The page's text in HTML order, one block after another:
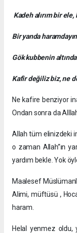
Kadeh alırım bir
Bir yanda
Gök kubbenin
Kafir değiliz biz, ne
Ne kafire benziyor
Ondan sonra da
Allah tüm elinizdeki
o zaman Allah”ın
yardım bekle. Yok
Maalesef
Alimi, müftüsü ,
haram.
Helal yenmez oldu,